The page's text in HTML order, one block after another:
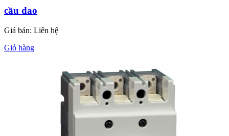
cầu dao
Giá bán: Liên hệ
Giỏ hàng